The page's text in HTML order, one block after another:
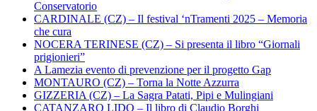
Conservatorio
CARDINALE (CZ) – Il festival ‘nTramenti 2025 – Memoria
che cura
NOCERA TERINESE (CZ) – Si presenta il libro “Giornali
prigionieri”
A Lamezia evento di prevenzione per il progetto Gap
MONTAURO (CZ) – Torna la Notte Azzurra
GIZZERIA (CZ) – La Sagra Patati, Pipi e Mulingiani
CATANZARO LIDO – Il libro di Claudio Borghi